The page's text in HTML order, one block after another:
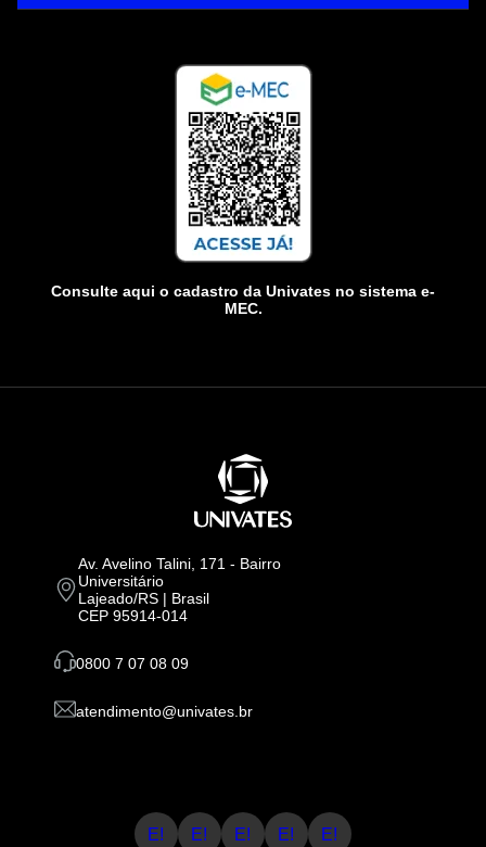
Consulte aqui o cadastro da Univates no sistema e-
MEC.
Av. Avelino Talini, 171 - Bairro
Universitário
Lajeado/RS | Brasil
CEP 95914-014
0800 7 07 08 09
atendimento@univates.br
E! E! E! E! E!